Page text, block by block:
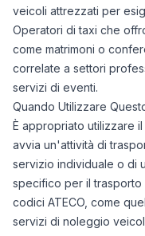
veicoli attrezzati per
Operatori di taxi che
come matrimoni o
correlate a settori
servizi di eventi.
Quando Utilizzare
È appropriato utilizzare il
avvia un'attività di
servizio individuale o di
specifico per il trasporto
codici ATECO, come
servizi di noleggio